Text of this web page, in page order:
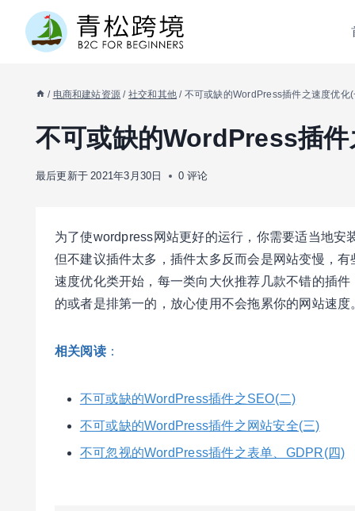
/ 电商和建站资源 / 社交和其他 / 不可或缺的WordPress插件之速度优化
不可或缺的WordPress插
最后更新于 2021年3月30日 0 评论
为了使wordpress网站更好的运行，你需要适当地
但不建议插件太多，插件太多反而会是网站变慢，
速度优化类开始，每一类向大伙推荐几款不错的插
的或者是排第一的，放心使用不会拖累你的网站速度
相关阅读：
不可或缺的WordPress插件之SEO(二)
不可或缺的WordPress插件之网站安全(三)
不可忽视的WordPress插件之表单、GDPR(四)